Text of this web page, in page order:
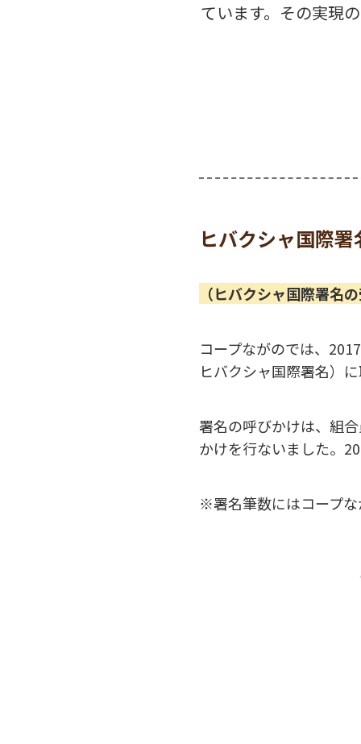
ています。その実現
ヒバクシャ国際
（ヒバクシャ国際署名
コープながのでは、
ヒバクシャ国際署名）
署名の呼びかけは、組
かけを行ないました。
※署名筆数にはコープな